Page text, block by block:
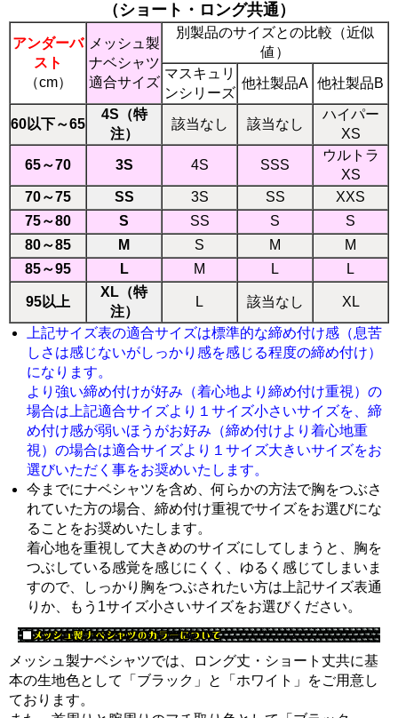
（ショート・ロング共通）
アンダーバ
スト
（cm）
メッシュ製
ナベシャツ
適合サイズ
別製品のサイズとの比較（近似
値）
マスキュリ
ンシリーズ
他社製品A 他社製品B
60以下～65
4S（特
注）
該当なし 該当なし
ハイパー
XS
65～70 3S 4S SSS
ウルトラ
XS
70～75
SS 3S SS
XXS
75～80
S SS S
S
80～85
M S M
M
85～95
L M L L
95以上
XL（特
注）
L 該当なし XL
上記サイズ表の適合サイズは標準的な締め付け感（息苦
しさは感じないがしっかり感を感じる程度の締め付け）
になります。
より強い締め付けが好み（着心地より締め付け重視）の
場合は上記適合サイズより１サイズ小さいサイズを、締
め付け感が弱いほうがお好み（締め付けより着心地重
視）の場合は適合サイズより１サイズ大きいサイズをお
選びいただく事をお奨めいたします。
今までにナベシャツを含め、何らかの方法で胸をつぶさ
れていた方の場合、締め付け重視でサイズをお選びにな
ることをお奨めいたします。
着心地を重視して大きめのサイズにしてしまうと、胸を
つぶしている感覚を感じにくく、ゆるく感じてしまいま
すので、しっかり胸をつぶされたい方は上記サイズ表通
りか、もう1サイズ小さいサイズをお選びください。
メッシュ製ナベシャツでは、ロング丈・ショート丈共に基
本の生地色として「ブラック」と「ホワイト」をご用意し
ております。